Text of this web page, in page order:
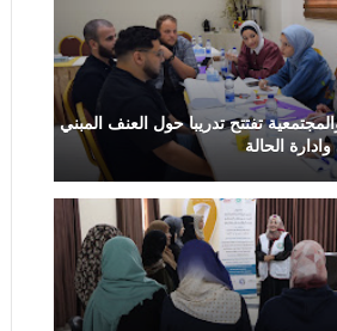
تفتتح تدريبا حول العنف المبني
الحالة